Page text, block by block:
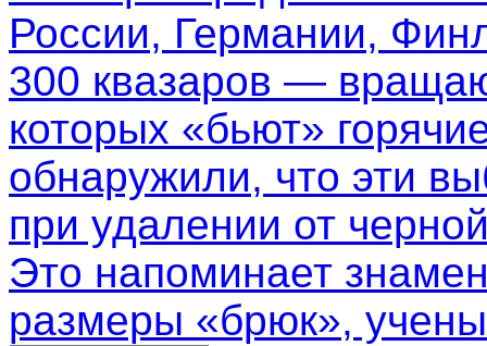
России, Германии,
300 квазаров —
которых «бьют»
обнаружили, что эти
при удалении от
Это напоминает
размеры «брюк»,